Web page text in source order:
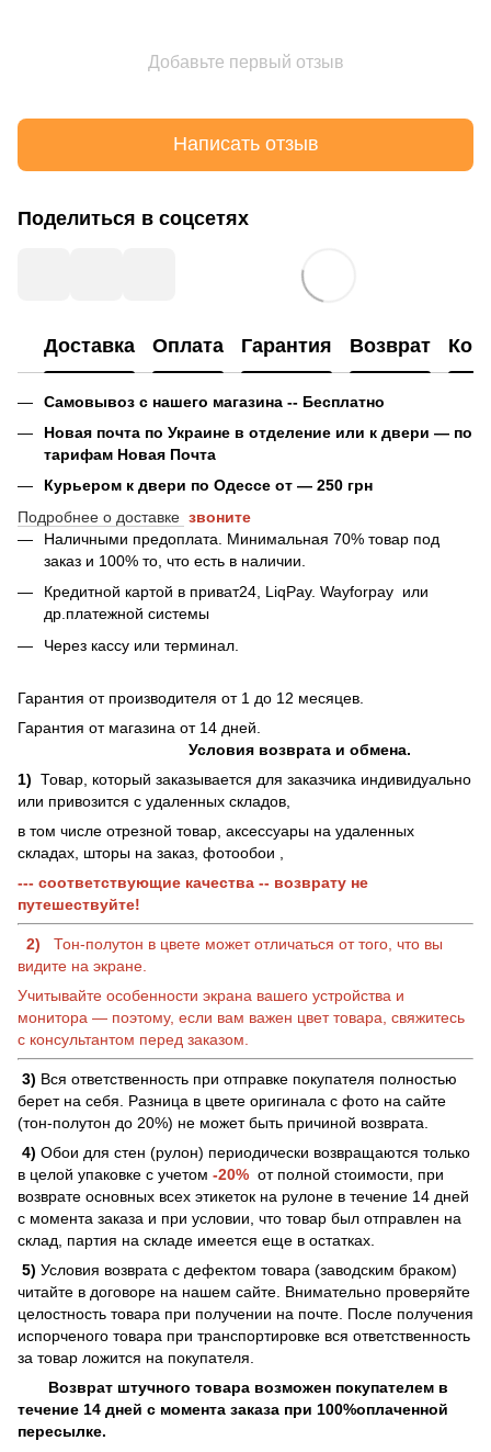
Добавьте первый отзыв
Написать отзыв
Поделиться в соцсетях
Доставка Оплата Гарантия Возврат
Самовывоз с нашего магазина -- Бесплатно
Новая почта по Украине в отделение или к двери — по
тарифам Новая Почта
Курьером к двери по Одессе от — 250 грн
Подробнее о доставке звоните
Наличными предоплата. Минимальная 70% товар под
заказ и 100% то, что есть в наличии.
Кредитной картой в приват24, LiqPay. Wayforpay или
др.платежной системы
Через кассу или терминал.
Гарантия от производителя от 1 до 12 месяцев.
Гарантия от магазина от 14 дней.
Условия возврата и обмена.
1) Товар, который заказывается для заказчика индивидуально
или привозится с удаленных складов,
в том числе отрезной товар, аксессуары на удаленных
складах, шторы на заказ, фотообои ,
--- соответствующие качества -- возврату не
путешествуйте!
2)
Тон-полутон в цвете может отличаться от того, что вы
видите на экране.
Учитывайте особенности экрана вашего устройства и
монитора — поэтому, если вам важен цвет товара, свяжитесь
с консультантом перед заказом.
3) Вся ответственность при отправке покупателя полностью
берет на себя. Разница в цвете оригинала с фото на сайте
(тон-полутон до 20%) не может быть причиной возврата.
4) Обои для стен (рулон) периодически возвращаются только
в целой упаковке с учетом -20% от полной стоимости, при
возврате основных всех этикеток на рулоне в течение 14 дней
с момента заказа и при условии, что товар был отправлен на
склад, партия на складе имеется еще в остатках.
5) Условия возврата с дефектом товара (заводским браком)
читайте в договоре на нашем сайте. Внимательно проверяйте
целостность товара при получении на почте. После получения
испорченого товара при транспортировке вся ответственность
за товар ложится на покупателя.
Возврат штучного товара возможен покупателем в
течение 14 дней с момента заказа при 100%оплаченной
пересылке.